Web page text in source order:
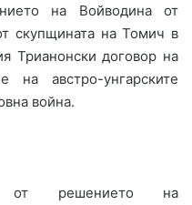
на Войводина от
скупщината на Томич в
Трианонски договор на
на австро-унгарските
война.
от решението на